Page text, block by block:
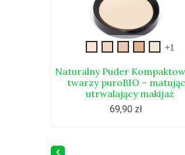
puderkom3
puderkom4
+1
Naturalny Puder
twarzy puroBIO –
utrwalający makijaż
69,90 zł